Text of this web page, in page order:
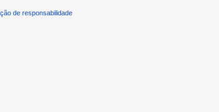
de responsabilidade